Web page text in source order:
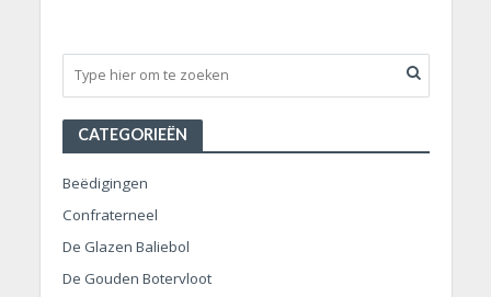
CATEGORIEËN
Beëdigingen
Confraterneel
De Glazen Baliebol
De Gouden Botervloot